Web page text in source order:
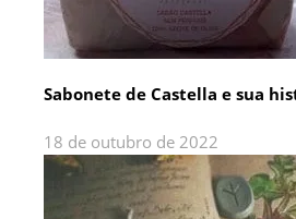
Sabonete de Castella e sua
18 de outubro de 2022